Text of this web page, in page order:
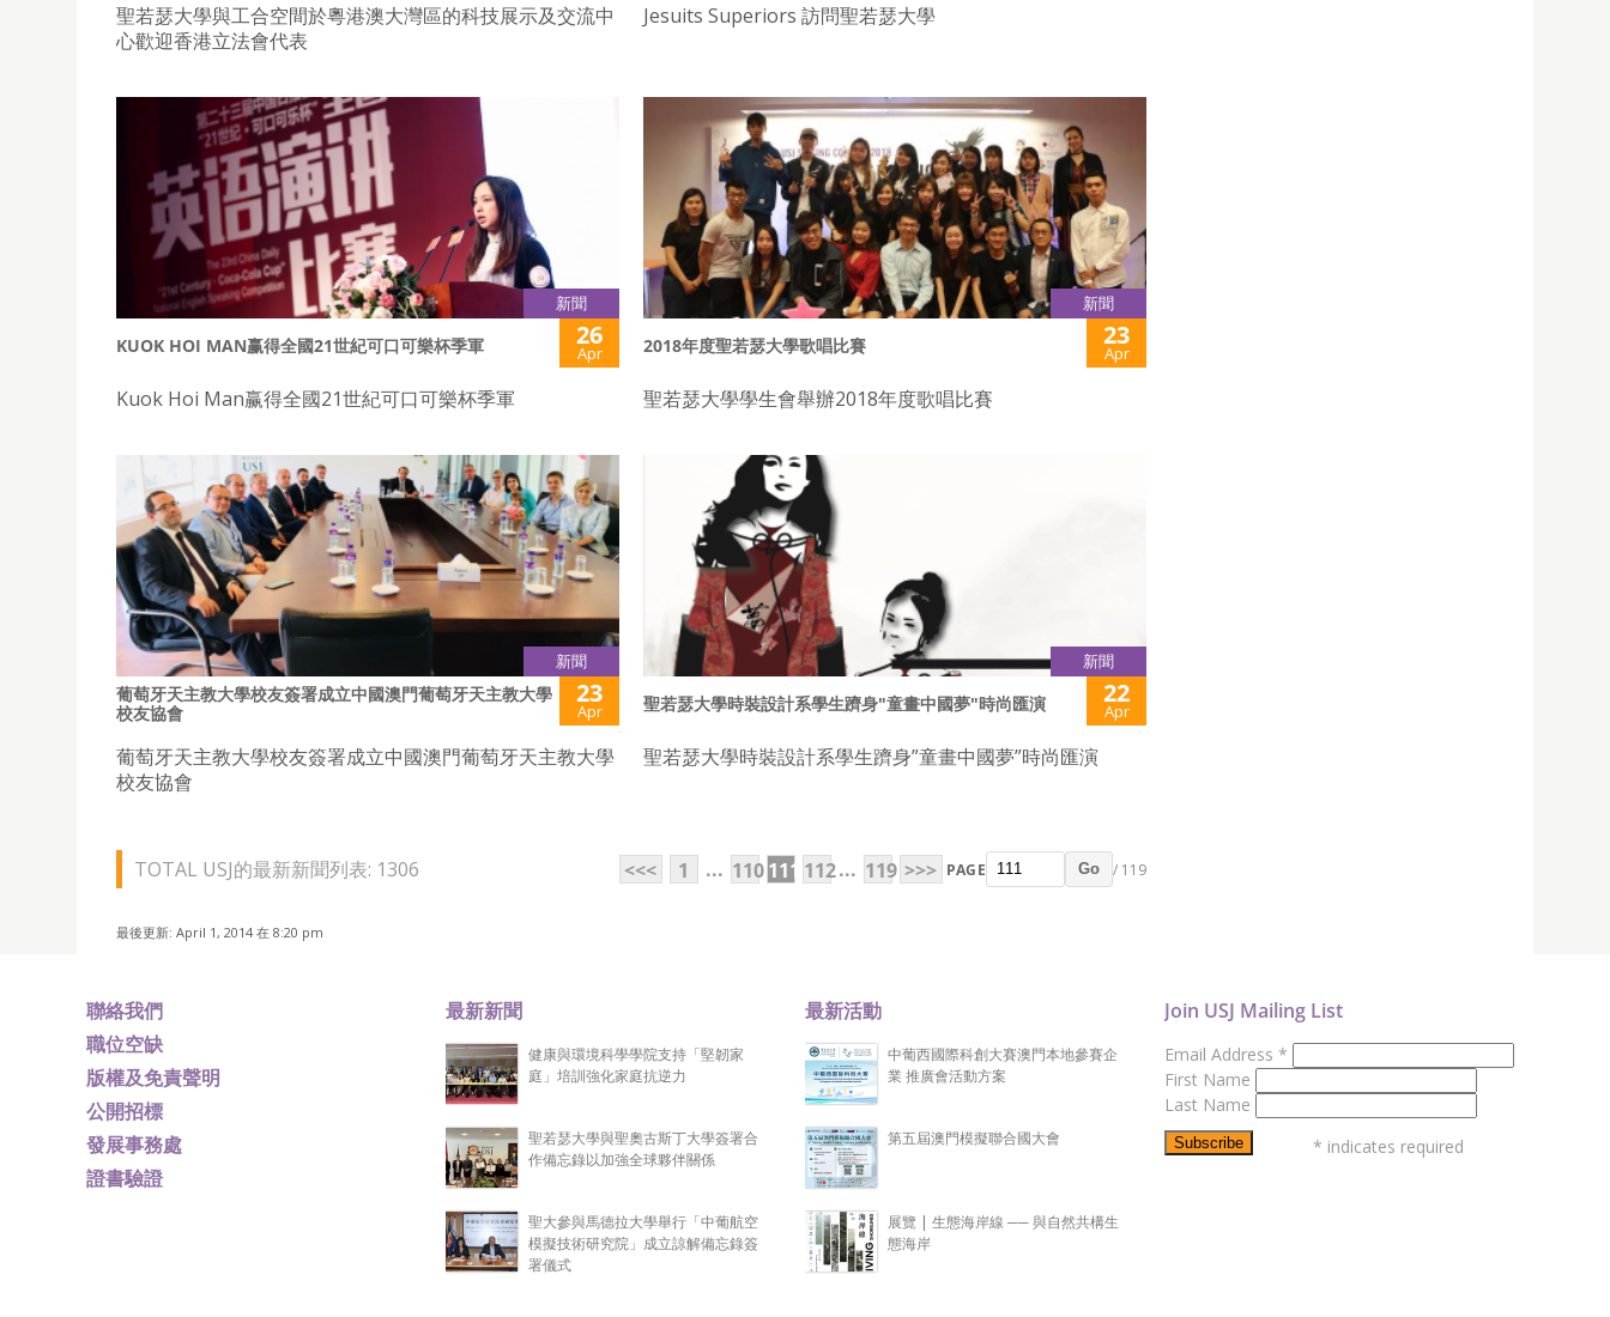
聖若瑟大學與工合空間於粵港澳大灣區的科技展示及交流中
心歡迎香港立法會代表
Jesuits Superiors 訪問聖若瑟大學
新聞
KUOK HOI MAN赢得全國21世紀可口可樂杯季軍 26
Apr
Kuok Hoi Man赢得全國21世紀可口可樂杯季軍
新聞
2018年度聖若瑟大學歌唱比賽 23
Apr
聖若瑟大學學生會舉辦2018年度歌唱比賽
新聞
葡萄牙天主教大學校友簽署成立中國澳門葡萄牙天主教大學
校友協會
23
Apr
葡萄牙天主教大學校友簽署成立中國澳門葡萄牙天主教大學
校友協會
新聞
聖若瑟大學時裝設計系學生躋身"童畫中國夢"時尚匯演 22
Apr
聖若瑟大學時裝設計系學生躋身”童畫中國夢”時尚匯演
TOTAL USJ的最新新聞列表: 1306 <<< 1 ... 110111 112... 119 >>> PAGE Go / 119
最後更新: April 1, 2014 在 8:20 pm
聯絡我們
職位空缺
版權及免責聲明
公開招標
發展事務處
證書驗證
最新新聞
健康與環境科學學院支持「堅韌家
庭」培訓強化家庭抗逆力
聖若瑟大學與聖奧古斯丁大學簽署合
作備忘錄以加強全球夥伴關係
聖大參與馬德拉大學舉行「中葡航空
模擬技術研究院」成立諒解備忘錄簽
署儀式
最新活動
中葡西國際科創大賽澳門本地參賽企
業 推廣會活動方案
第五屆澳門模擬聯合國大會
展覽 | 生態海岸線 ── 與自然共構生
態海岸
Join USJ Mailing List
Email Address *
First Name
Last Name
* indicates required